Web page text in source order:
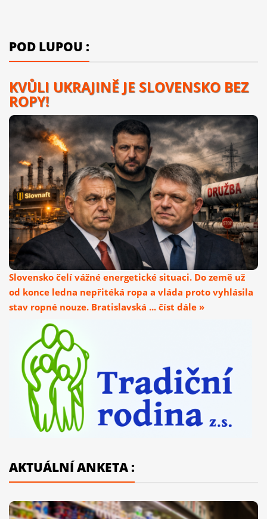
POD LUPOU :
KVŮLI UKRAJINĚ JE SLOVENSKO BEZ
ROPY!
Slovensko čelí vážné energetické situaci. Do země už
od konce ledna nepřitéká ropa a vláda proto vyhlásila
stav ropné nouze. Bratislavská ... číst dále »
AKTUÁLNÍ ANKETA :